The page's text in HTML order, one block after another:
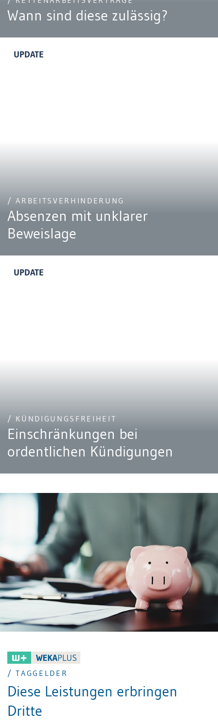
Wann sind diese zulässig?
UPDATE
/ ARBEITSVERHINDERUNG
Absenzen mit unklarer
Beweislage
UPDATE
/ KÜNDIGUNGSFREIHEIT
Einschränkungen bei
ordentlichen Kündigungen
/ TAGGELDER
Diese Leistungen erbringen
Dritte